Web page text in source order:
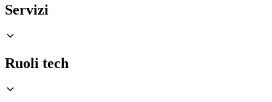
Servizi
Ruoli tech